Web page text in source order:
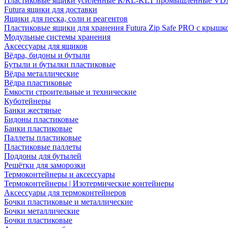
Futura ящики для доставки
Ящики для песка, соли и реагентов
Пластиковые ящики для хранения Futura Zip Safe PRO с
Модульные системы хранения
Аксессуары для ящиков
Вёдра, бидоны и бутыли
Бутыли и бутылки пластиковые
Вёдра металлические
Вёдра пластиковые
Ёмкости строительные и технические
Куботейнеры
Банки жестяные
Бидоны пластиковые
Банки пластиковые
Паллеты пластиковые
Пластиковые паллеты
Поддоны для бутылей
Решётки для заморозки
Термоконтейнеры и аксессуары
Термоконтейнеры | Изотермические контейнеры
Аксессуары для термоконтейнеров
Бочки пластиковые и металлические
Бочки металлические
Бочки пластиковые